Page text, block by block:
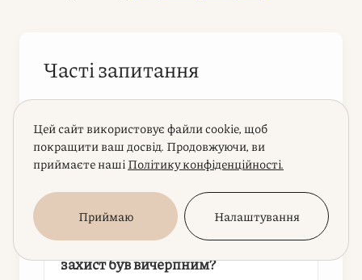
Часті запитання
Чи захищає авторське право
програмний код так само
надійно, як торгова марка
захищає бренд?
Як правильно обрати класи
МКТП для IT-компанії, щоб
захист був вичерпним?
Цей сайт використовує файли cookie, щоб
покращити ваш досвід. Продовжуючи, ви
приймаєте нашіПолітику конфіденційності.
Приймаю Налаштування